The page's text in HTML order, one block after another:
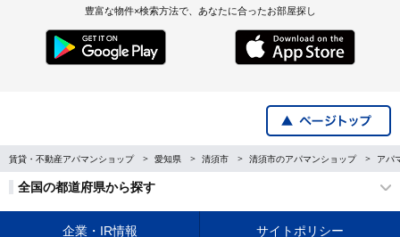
豊富な物件×検索方法で、あなたに合ったお部屋探し
賃貸・不動産アパマンショップ 愛知県 清須市 清須市のアパマンショップ アパ
全国の都道府県から探す
企業・IR情報 サイトポリシー